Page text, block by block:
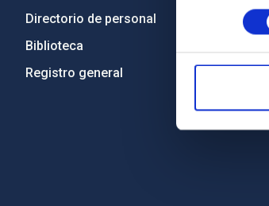
consentimiento
Directorio de personal
Biblioteca
Registro general